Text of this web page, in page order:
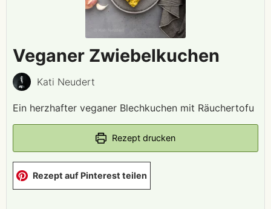
Veganer Zwiebelkuchen
Kati Neudert
Ein herzhafter veganer Blechkuchen mit Räuchertofu
Rezept drucken
Rezept auf Pinterest teilen